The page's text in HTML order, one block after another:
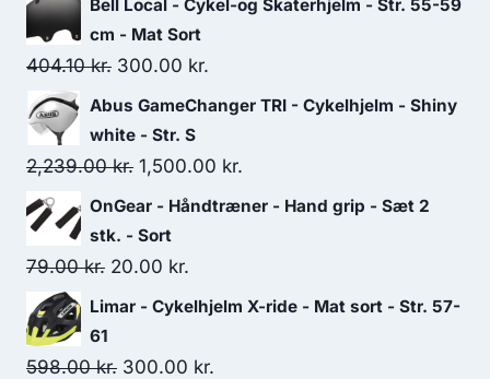
Bell Local - Cykel-og Skaterhjelm - Str. 55-59
cm - Mat Sort
404.10kr. Original
price
was:
404.10 kr..
300.00 kr.
price
300.00 kr..
Abus GameChanger TRI - Cykelhjelm - Shiny
white - Str. S
2,239.00kr. Original
price
was:
2,239.00 kr..
1,500.00 kr.
price
OnGear - Håndtræner - Hand grip - Sæt 2
stk. - Sort
79.00kr. Original
price
79.00 kr..
20.00 kr.
price
20.00 kr..
Limar - Cykelhjelm X-ride - Mat sort - Str. 57-
61
598.00kr. Original
300.00 kr.